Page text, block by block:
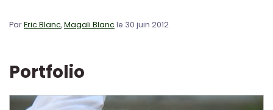
ParEric Blanc,Magali Blanc le 30 juin 2012
Portfolio